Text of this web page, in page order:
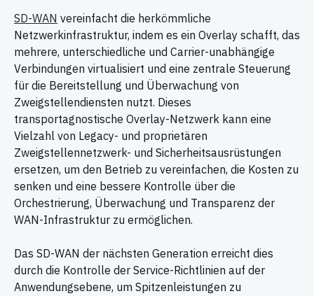
SD-WAN vereinfacht die herkömmliche
Netzwerkinfrastruktur, indem es ein Overlay schafft, das
mehrere, unterschiedliche und Carrier-unabhängige
Verbindungen virtualisiert und eine zentrale Steuerung
für die Bereitstellung und Überwachung von
Zweigstellendiensten nutzt. Dieses
transportagnostische Overlay-Netzwerk kann eine
Vielzahl von Legacy- und proprietären
Zweigstellennetzwerk- und Sicherheitsausrüstungen
ersetzen, um den Betrieb zu vereinfachen, die Kosten zu
senken und eine bessere Kontrolle über die
Orchestrierung, Überwachung und Transparenz der
WAN-Infrastruktur zu ermöglichen.
Das SD-WAN der nächsten Generation erreicht dies
durch die Kontrolle der Service-Richtlinien auf der
Anwendungsebene, um Spitzenleistungen zu